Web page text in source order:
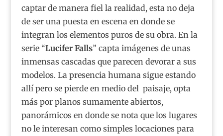
captar de manera fiel la realidad, esta no deja
de ser una puesta en escena en donde se
integran los elementos puros de su obra. En la
serie “Lucifer Falls” capta imágenes de unas
inmensas cascadas que parecen devorar a sus
modelos. La presencia humana sigue estando
allí pero se pierde en medio del paisaje, opta
más por planos sumamente abiertos,
panorámicos en donde se nota que los lugares
no le interesan como simples locaciones para